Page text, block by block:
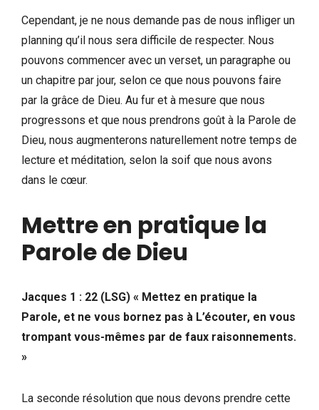
Cependant, je ne nous demande pas de nous infliger un
planning qu’il nous sera difficile de respecter. Nous
pouvons commencer avec un verset, un paragraphe ou
un chapitre par jour, selon ce que nous pouvons faire
par la grâce de Dieu. Au fur et à mesure que nous
progressons et que nous prendrons goût à la Parole de
Dieu, nous augmenterons naturellement notre temps de
lecture et méditation, selon la soif que nous avons
dans le cœur.
Mettre en pratique la
Parole de Dieu
Jacques 1 : 22 (LSG) « Mettez en pratique la
Parole, et ne vous bornez pas à L’écouter, en vous
trompant vous-mêmes par de faux raisonnements.
»
La seconde résolution que nous devons prendre cette